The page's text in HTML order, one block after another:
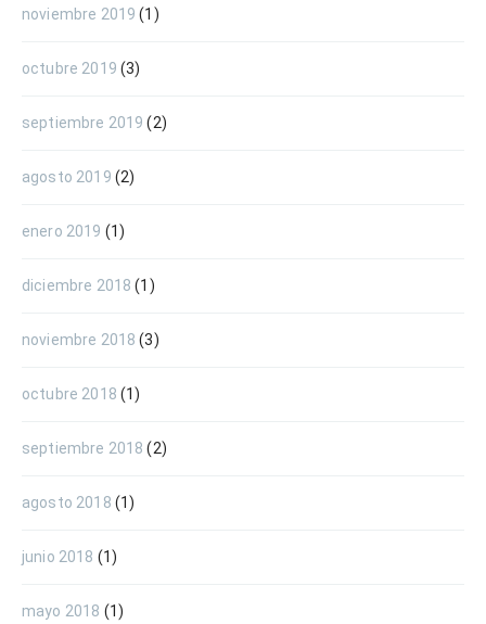
noviembre 2019 (1)
octubre 2019 (3)
septiembre 2019 (2)
agosto 2019 (2)
enero 2019 (1)
diciembre 2018 (1)
noviembre 2018 (3)
octubre 2018 (1)
septiembre 2018 (2)
agosto 2018 (1)
junio 2018 (1)
mayo 2018 (1)